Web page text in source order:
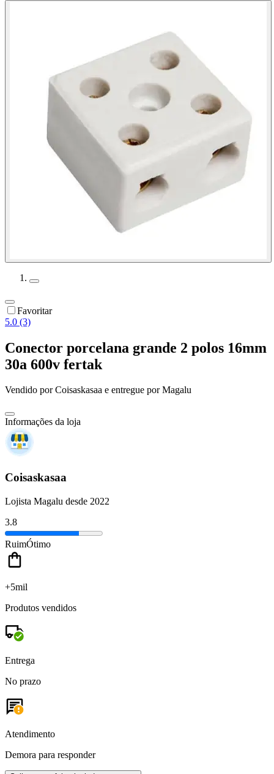
Favoritar
5.0 (3)
Conector porcelana grande 2 polos 16mm
30a 600v fertak
Vendido porCoisaskasaa e entregue por Magalu
Informações da loja
Coisaskasaa
Lojista Magalu desde 2022
3.8
RuimÓtimo
+5mil
Produtos vendidos
Entrega
No prazo
Atendimento
Demora para responder